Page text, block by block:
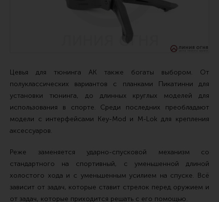
Стрелковые таймеры
Пневматика
Стрелковые очки
Стрелковые наушники
Кобуры
Перчатки
Разгрузочные системы и защита
Защита головы
Цевья для тюнинга АК также богаты выбором. От
полуклассических вариантов с планками Пикатинни для
установки тюнинга, до длинных круглых моделей для
использования в спорте. Среди последних преобладают
модели с интерфейсами Key-Mod и M-Lok для крепления
аксессуаров.
Реже заменяется ударно-спусковой механизм со
стандартного на спортивный, с уменьшенной длиной
холостого хода и с уменьшенным усилием на спуске. Всё
зависит от задач, которые ставит стрелок перед оружием и
от задач, которые приходится решать с его помощью.